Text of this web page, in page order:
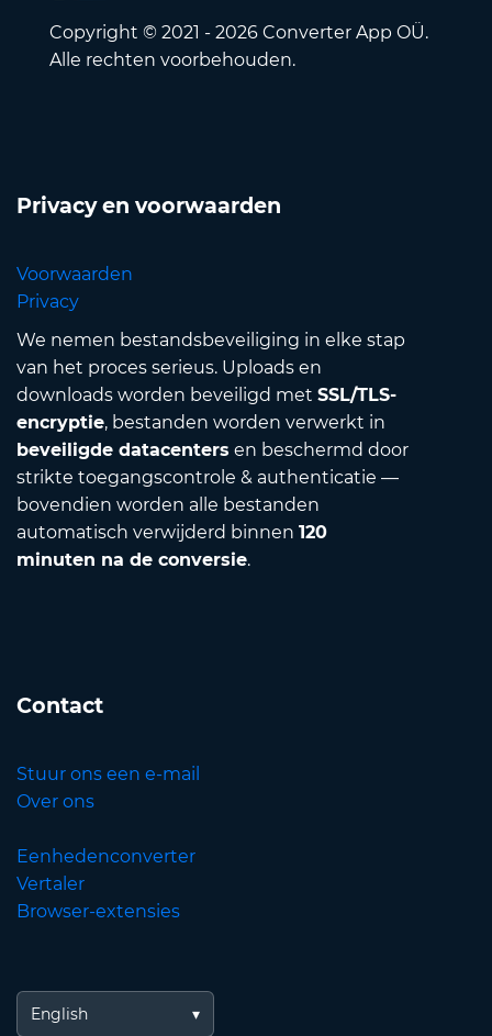
Copyright © 2021 - 2026 Converter App OÜ.
Alle rechten voorbehouden.
Privacy en voorwaarden
Voorwaarden
Privacy
We nemen bestandsbeveiliging in elke stap
van het proces serieus. Uploads en
downloads worden beveiligd met SSL/TLS-
encryptie, bestanden worden verwerkt in
beveiligde datacenters en beschermd door
strikte toegangscontrole & authenticatie —
bovendien worden alle bestanden
automatisch verwijderd binnen 120
minuten na de conversie.
Contact
Stuur ons een e-mail
Over ons
Eenhedenconverter
Vertaler
Browser-extensies
English